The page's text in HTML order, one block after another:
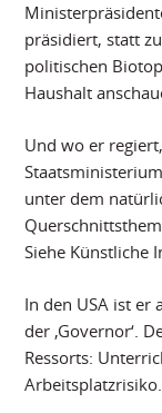
präsidiert, statt
politischen
Haushalt
Und wo er
unter dem
Siehe Künstliche
In den USA ist er
der ‚Governor‘.
Ressorts: